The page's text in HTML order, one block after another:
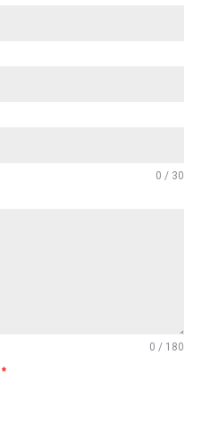
0 / 30
0 / 180
*